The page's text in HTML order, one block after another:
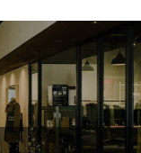
ータージャグ#水
アウトドア#haus
#松
フェ #松江旅行#
島根 #山陰